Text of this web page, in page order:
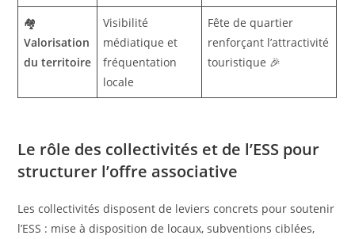
🏘️
Valorisation
du territoire
Visibilité
médiatique et
fréquentation
locale
Fête de quartier
renforçant l’attractivité
touristique 🎉
Le rôle des collectivités et de l’ESS pour
structurer l’offre associative
Les collectivités disposent de leviers concrets pour soutenir
l’ESS : mise à disposition de locaux, subventions ciblées,